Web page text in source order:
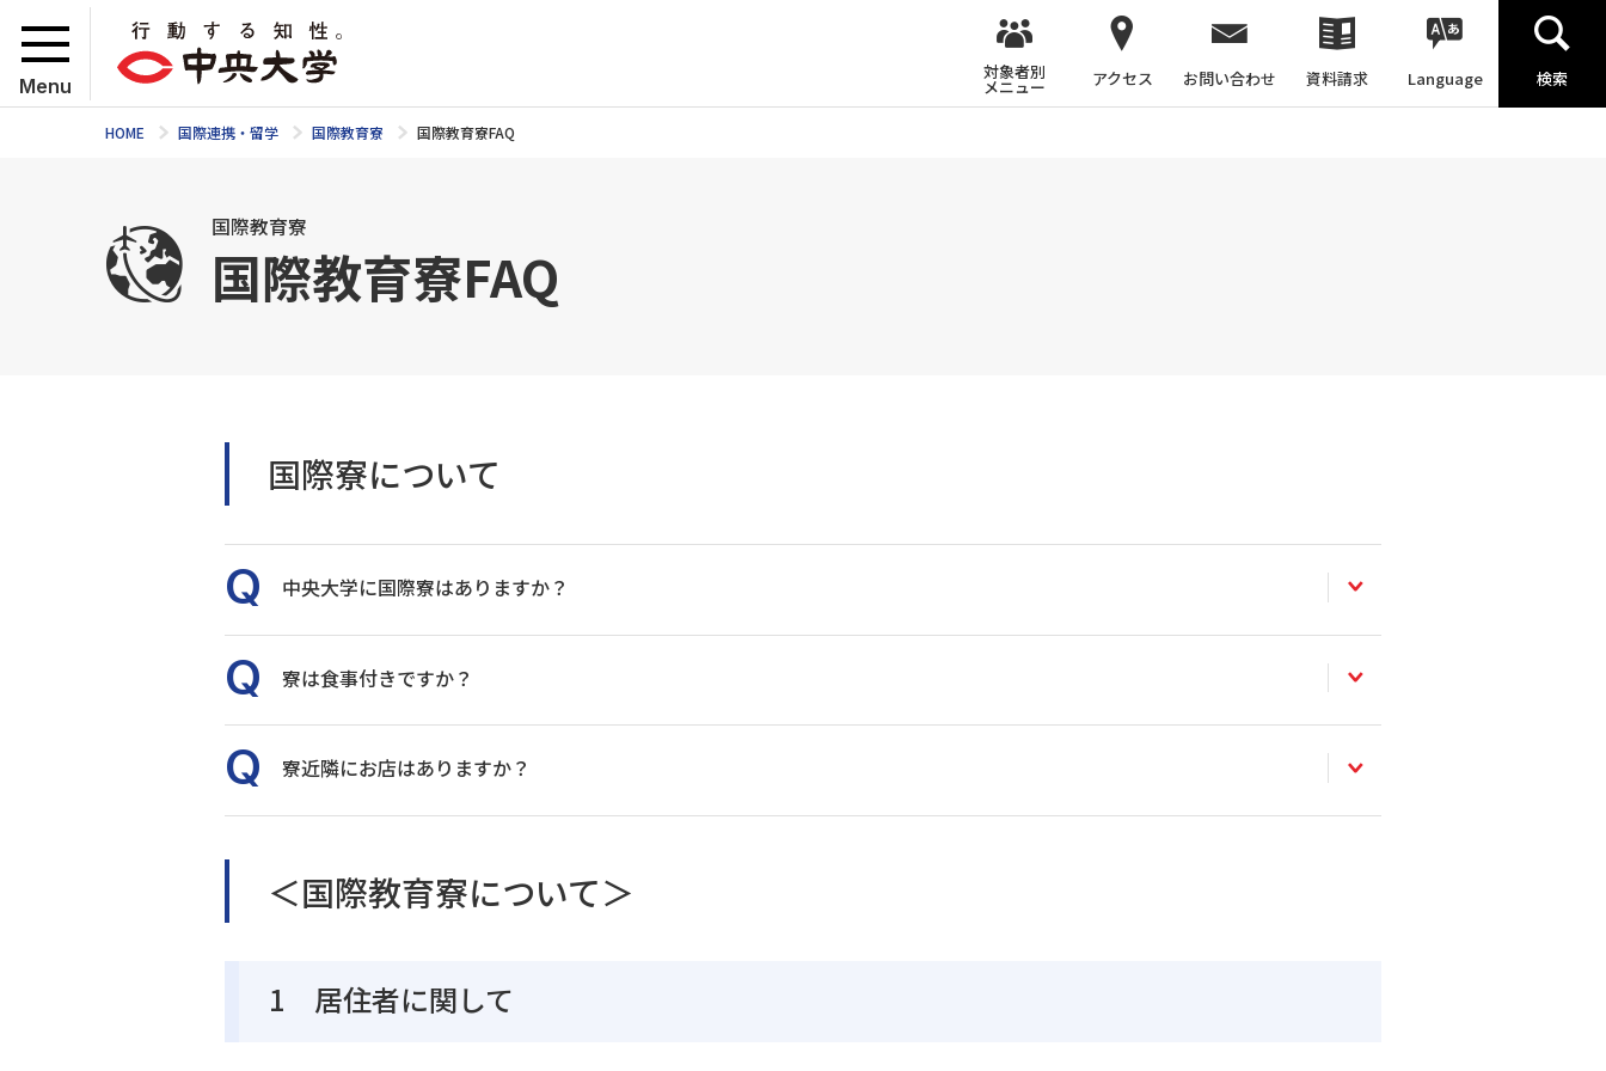
Menu
対象者別
メニュー アクセス お問い合わせ 資料請求 Language 検索
HOME 国際連携・留学 国際教育寮 国際教育寮FAQ
国際教育寮
国際教育寮FAQ
国際寮について
中央大学に国際寮はありますか？
寮は食事付きですか？
寮近隣にお店はありますか？
＜国際教育寮について＞
1 居住者に関して